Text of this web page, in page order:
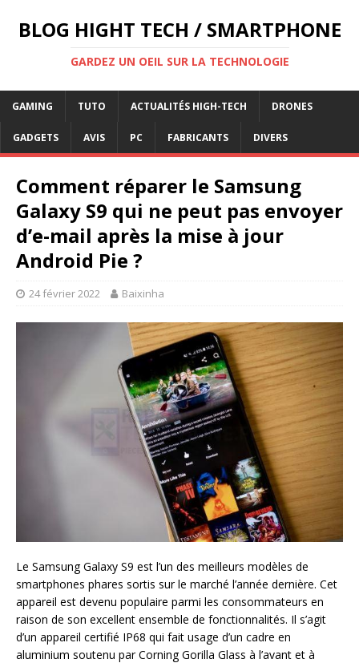
BLOG HIGHT TECH / SMARTPHONE
GARDEZ UN OEIL SUR LA TECHNOLOGIE
GAMING TUTO ACTUALITÉS HIGH-TECH DRONES
GADGETS AVIS PC FABRICANTS DIVERS
Comment réparer le Samsung
Galaxy S9 qui ne peut pas envoyer
d’e-mail après la mise à jour
Android Pie ?
24 février 2022 Baixinha
Le Samsung Galaxy S9 est l’un des meilleurs modèles de
smartphones phares sortis sur le marché l’année dernière. Cet
appareil est devenu populaire parmi les consommateurs en
raison de son excellent ensemble de fonctionnalités. Il s’agit
d’un appareil certifié IP68 qui fait usage d’un cadre en
aluminium soutenu par Corning Gorilla Glass à l’avant et à